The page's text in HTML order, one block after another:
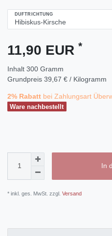
DUFTRICHTUNG
11,90 EUR *
Inhalt 300 Gramm
Grundpreis 39,67 € / Kilogramm
2% Rabatt bei Zahlungsart
Ware nachbestellt
In
* inkl. ges. MwSt. zzgl. Versand